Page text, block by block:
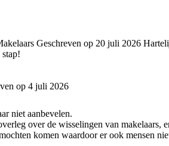
Geschreven op 20 juli 2026
op 4 juli 2026
niet aanbevelen.
over de wisselingen van makelaars,
komen waardoor er ook mensen